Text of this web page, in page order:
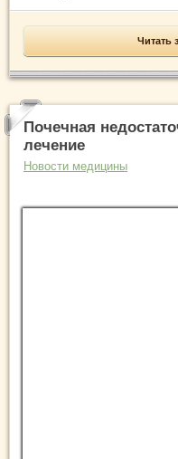
Читать
Почечная
лечение
Новости медицины